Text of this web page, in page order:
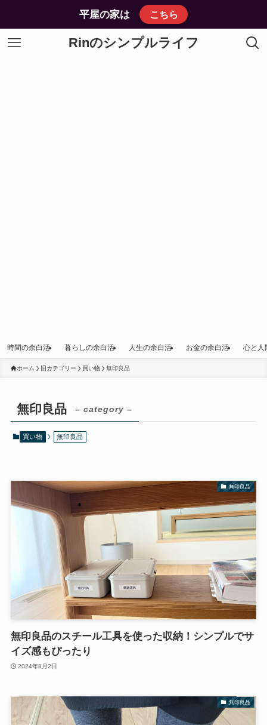
平屋の家は こちら
Rinのシンプルライフ
時間の余白活 暮らしの余白活 人生の余白活 お金の余白活 心と人
ホーム 旧カテゴリー 買い物 無印良品
無印良品 – category –
買い物 無印良品
無印良品
無印良品のスチール工具を使った収納！シンプルでサ
イズ感もぴったり
2024年8月2日
無印良品